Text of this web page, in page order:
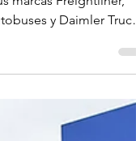
marcas Freightliner,
y Daimler Truck